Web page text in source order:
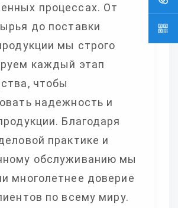
процессах. От
до поставки
мы строго
каждый этап
чтобы
надежность и
Благодаря
практике и
обслуживанию мы
многолетнее доверие
по всему миру.